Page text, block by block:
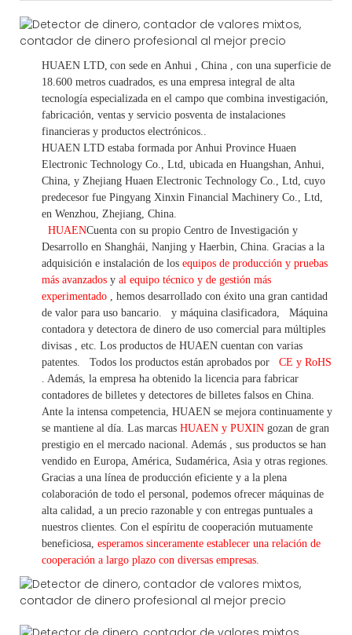
HUAEN LTD, con sede en Anhui , China
, con una superficie de
18.600 metros cuadrados, es una empresa integral de alta
tecnología especializada en el campo que combina investigación,
fabricación, ventas y servicio posventa de instalaciones
financieras y productos electrónicos.
HUAEN LTD estaba formada por Anhui Province Huaen
Electronic Technology Co., Ltd, ubicada en Huangshan, Anhui,
China, y Zhejiang Huaen Electronic Technology Co., Ltd, cuyo
predecesor fue Pingyang Xinxin Financial Machinery Co., Ltd,
en Wenzhou, Zhejiang, China.
HUAENCuenta con su propio Centro de Investigación y
Desarrollo en Shanghái, Nanjing y Haerbin, China. Gracias a la
adquisición e instalación de los equipos de producción y pruebas
más avanzados y al equipo técnico y de gestión más
experimentado
hemos desarrollado con éxito una gran cantidad
de valor para uso bancario. y máquina clasificadora,
Máquina
contadora y detectora de dinero de uso comercial para múltiples
divisas
etc. Los productos de HUAEN cuentan con varias
patentes.
Todos los productos están aprobados por
CE y RoHS
. Además, la empresa ha obtenido la licencia para fabricar
contadores de billetes y detectores de billetes falsos en China.
Ante la intensa competencia, HUAEN se mejora continuamente y
se mantiene al día. Las marcas HUAEN y PUXIN gozan de gran
prestigio en el mercado nacional. Además
sus productos se han
vendido en Europa, América, Sudamérica, Asia y otras regiones.
Gracias a una línea de producción eficiente y a la plena
colaboración de todo el personal, podemos ofrecer máquinas de
alta calidad, a un precio razonable y con entregas puntuales a
nuestros clientes. Con el espíritu de cooperación mutuamente
beneficiosa, esperamos sinceramente establecer una relación de
cooperación a largo plazo con diversas empresas.